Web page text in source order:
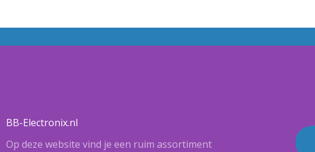
BB-Electronix.nl
Op deze website vind je een ruim assortiment